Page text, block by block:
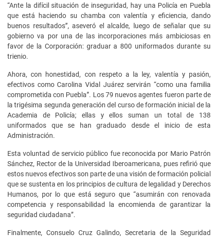
“Ante la difícil situación de inseguridad, hay una Policía en Puebla
que está haciendo su chamba con valentía y eficiencia, dando
buenos resultados”, aseveró el alcalde, luego de señalar que su
gobierno va por una de las incorporaciones más ambiciosas en
favor de la Corporación: graduar a 800 uniformados durante su
trienio.
Ahora, con honestidad, con respeto a la ley, valentía y pasión,
efectivos como Carolina Vidal Juárez servirán “como una familia
comprometida con Puebla”. Los 79 nuevos agentes fueron parte de
la trigésima segunda generación del curso de formación inicial de la
Academia de Policía; ellas y ellos suman un total de 138
uniformados que se han graduado desde el inicio de esta
Administración.
Esta voluntad de servicio público fue reconocida por Mario Patrón
Sánchez, Rector de la Universidad Iberoamericana, pues refirió que
estos nuevos efectivos son parte de una visión de formación policial
que se sustenta en los principios de cultura de legalidad y Derechos
Humanos, por lo que está seguro que “asumirán con renovada
competencia y responsabilidad la encomienda de garantizar la
seguridad ciudadana”.
Finalmente, Consuelo Cruz Galindo, Secretaria de la Seguridad